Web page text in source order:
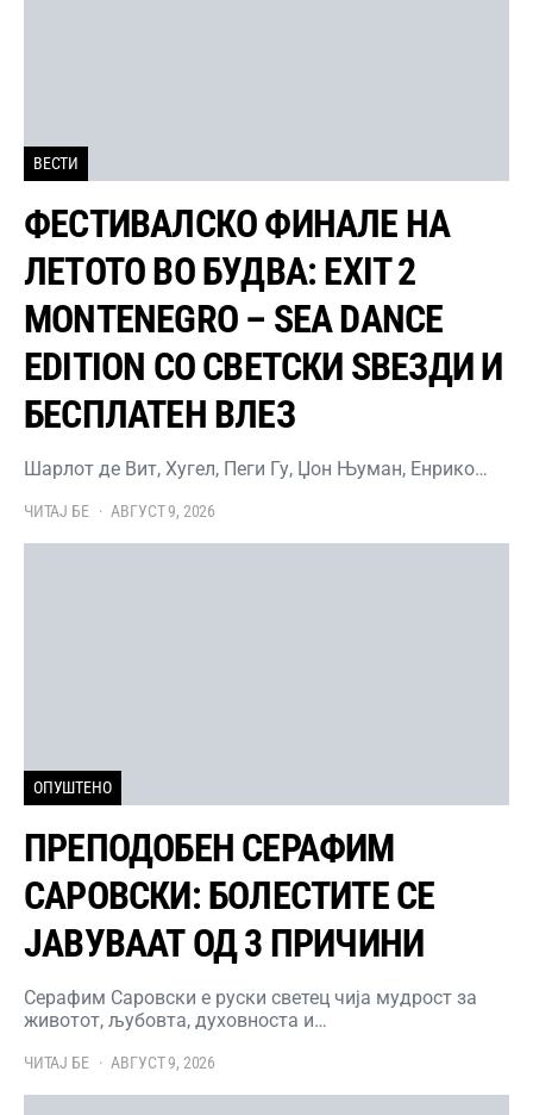
ВЕСТИ
ФЕСТИВАЛСКО ФИНАЛЕ НА
ЛЕТОТО ВО БУДВА: EXIT 2
MONTENEGRO – SEA DANCE
EDITION СО СВЕТСКИ ЅВЕЗДИ И
БЕСПЛАТЕН ВЛЕЗ
Шарлот де Вит, Хугел, Пеги Гу, Џон Њуман, Енрико…
ЧИТАЈ БЕ АВГУСТ 9, 2026
ОПУШТЕНО
ПРЕПОДОБЕН СЕРАФИМ
САРОВСКИ: БОЛЕСТИТЕ СЕ
ЈАВУВААТ ОД 3 ПРИЧИНИ
Серафим Саровски е руски светец чија мудрост за
животот, љубовта, духовноста и…
ЧИТАЈ БЕ АВГУСТ 9, 2026